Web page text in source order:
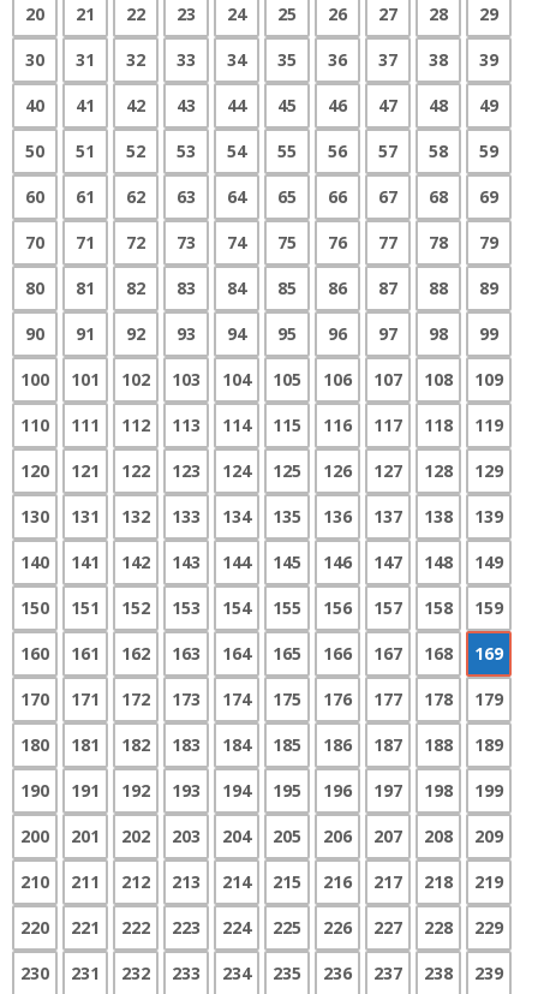
20
21 22 23 24 25 26 27 28
29
30
31 32 33 34 35 36 37 38
39
40
41 42 43 44 45 46 47 48
49
50
51 52 53 54 55 56 57 58
59
60
61 62 63 64 65 66 67 68
69
70
71 72 73 74 75 76 77 78
79
80
81 82 83 84 85 86 87 88
89
90
91 92 93 94 95 96 97 98
99
100
101 102 103 104 105 106 107 108
109
110
111 112 113 114 115 116 117 118
119
120
121 122 123 124 125 126 127 128
129
130
131 132 133 134 135 136 137 138
139
140
141 142 143 144 145 146 147 148
149
150
151 152 153 154 155 156 157 158
159
160
161 162 163 164 165 166 167 168
169
170
171 172 173 174 175 176 177 178
179
180
181 182 183 184 185 186 187 188
189
190
191 192 193 194 195 196 197 198
199
200
201 202 203 204 205 206 207 208
209
210
211 212 213 214 215 216 217 218
219
220
221 222 223 224 225 226 227 228
229
230
231 232 233 234 235 236 237 238 239